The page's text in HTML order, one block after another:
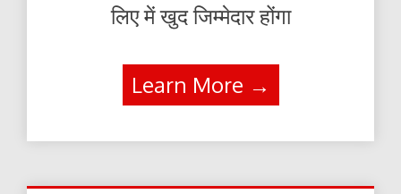
लिए में खुद जिम्मेदार होंगा
Learn More →